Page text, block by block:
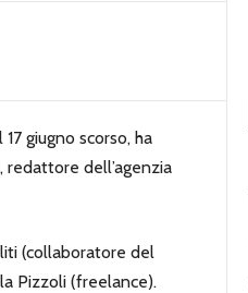
giugno scorso, ha
dell’agenzia
(collaboratore del
Pizzoli (freelance).